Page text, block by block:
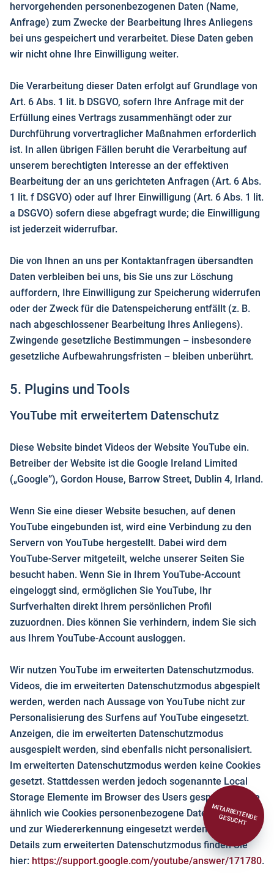
hervorgehenden personenbezogenen Daten (Name,
Anfrage) zum Zwecke der Bearbeitung Ihres Anliegens
bei uns gespeichert und verarbeitet. Diese Daten geben
wir nicht ohne Ihre Einwilligung weiter.
Die Verarbeitung dieser Daten erfolgt auf Grundlage von
Art. 6 Abs. 1 lit. b DSGVO, sofern Ihre Anfrage mit der
Erfüllung eines Vertrags zusammenhängt oder zur
Durchführung vorvertraglicher Maßnahmen erforderlich
ist. In allen übrigen Fällen beruht die Verarbeitung auf
unserem berechtigten Interesse an der effektiven
Bearbeitung der an uns gerichteten Anfragen (Art. 6 Abs.
1 lit. f DSGVO) oder auf Ihrer Einwilligung (Art. 6 Abs. 1 lit.
a DSGVO) sofern diese abgefragt wurde; die Einwilligung
ist jederzeit widerrufbar.
Die von Ihnen an uns per Kontaktanfragen übersandten
Daten verbleiben bei uns, bis Sie uns zur Löschung
auffordern, Ihre Einwilligung zur Speicherung widerrufen
oder der Zweck für die Datenspeicherung entfällt (z. B.
nach abgeschlossener Bearbeitung Ihres Anliegens).
Zwingende gesetzliche Bestimmungen – insbesondere
gesetzliche Aufbewahrungsfristen – bleiben unberührt.
5. Plugins und Tools
YouTube mit erweitertem Datenschutz
Diese Website bindet Videos der Website YouTube ein.
Betreiber der Website ist die Google Ireland Limited
(„Google”), Gordon House, Barrow Street, Dublin 4, Irland.
Wenn Sie eine dieser Website besuchen, auf denen
YouTube eingebunden ist, wird eine Verbindung zu den
Servern von YouTube hergestellt. Dabei wird dem
YouTube-Server mitgeteilt, welche unserer Seiten Sie
besucht haben. Wenn Sie in Ihrem YouTube-Account
eingeloggt sind, ermöglichen Sie YouTube, Ihr
Surfverhalten direkt Ihrem persönlichen Profil
zuzuordnen. Dies können Sie verhindern, indem Sie sich
aus Ihrem YouTube-Account ausloggen.
Wir nutzen YouTube im erweiterten Datenschutzmodus.
Videos, die im erweiterten Datenschutzmodus abgespielt
werden, werden nach Aussage von YouTube nicht zur
Personalisierung des Surfens auf YouTube eingesetzt.
Anzeigen, die im erweiterten Datenschutzmodus
ausgespielt werden, sind ebenfalls nicht personalisiert.
Im erweiterten Datenschutzmodus werden keine Cookies
gesetzt. Stattdessen werden jedoch sogenannte Local
Storage Elemente im Browser des Users gespeichert, die
ähnlich wie Cookies personenbezogene Daten beinhalten
und zur Wiedererkennung eingesetzt werden können.
Details zum erweiterten Datenschutzmodus finden Sie
hier: https://support.google.com/youtube/answer/171780.
M
ITARBEITENDE GESUCHT